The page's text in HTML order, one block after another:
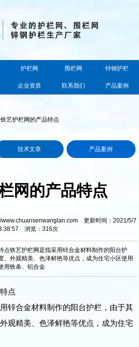
护栏网 围栏网 锌钢护栏
企业资质 联系我们 产品案例
艺护栏网的产品特点
技术文章 产品案例
网的产品特点
更新时间：2021/5/7
浏览： 316次
点铁艺护栏网是指采用锌合金材料制作的阳台护
、外观精美、色泽鲜艳等优点，成为住宅小区使用
用铁条、铝合金
点
锌合金材料制作的阳台护栏，由于其
观精美、色泽鲜艳等优点，成为住宅